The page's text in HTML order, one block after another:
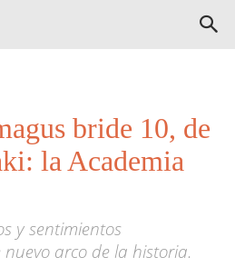
bride 10, de
la Academia
y sentimientos
nuevo arco de la historia.